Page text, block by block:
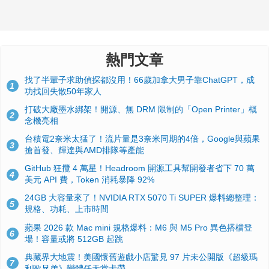
熱門文章
1
找了半輩子求助偵探都沒用！66歲加拿大男子靠ChatGPT，成
功找回失散50年家人
2
打破大廠墨水綁架！開源、無 DRM 限制的「Open Printer」概
念機亮相
3
台積電2奈米太猛了！流片量是3奈米同期的4倍，Google與蘋果
搶首發、輝達與AMD排隊等產能
4
GitHub 狂攬 4 萬星！Headroom 開源工具幫開發者省下 70 萬
美元 API 費，Token 消耗暴降 92%
5
24GB 大容量來了！NVIDIA RTX 5070 Ti SUPER 爆料總整理：
規格、功耗、上市時間
6
蘋果 2026 款 Mac mini 規格爆料：M6 與 M5 Pro 異色搭檔登
場！容量或將 512GB 起跳
7
典藏界大地震！美國懷舊遊戲小店驚見 97 片未公開版《超級瑪